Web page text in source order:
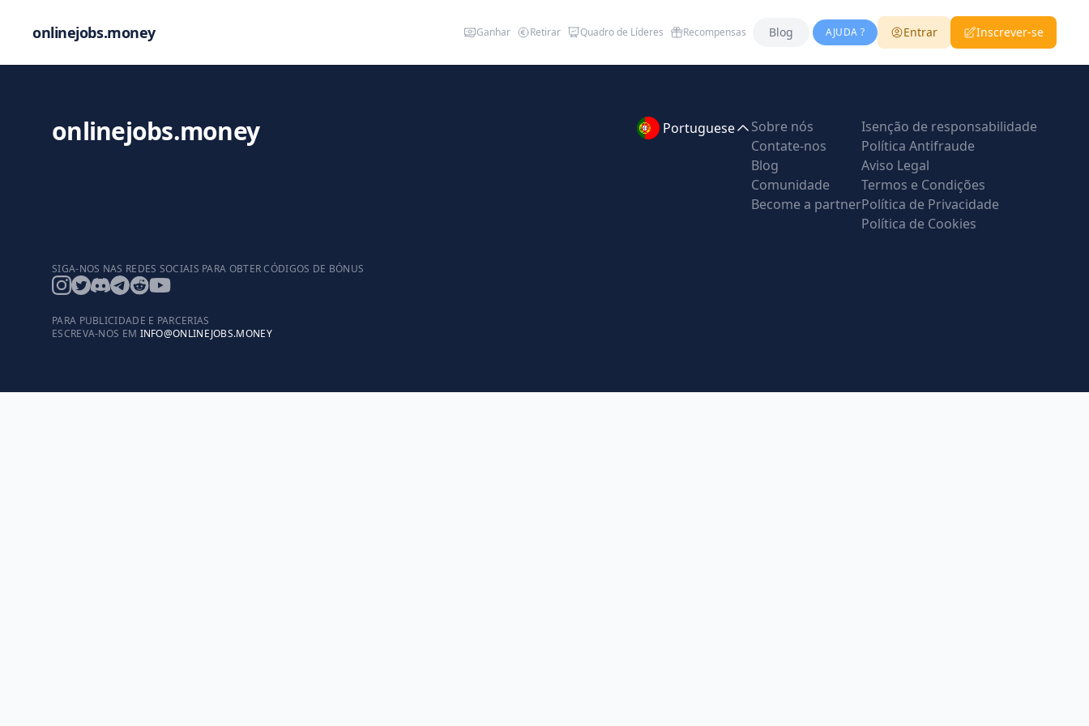
onlinejobs.money Ganhar Retirar Quadro de Líderes Recompensas Blog AJUDA ? Entrar Inscrever-se
onlinejobs.money
SIGA-NOS NAS REDES SOCIAIS PARA OBTER CÓDIGOS DE BÓNUS
PARA PUBLICIDADE E PARCERIAS
ESCREVA-NOS EM INFO@ONLINEJOBS.MONEY
Portuguese
Sobre nós
Contate-nos
Blog
Comunidade
Become a partner
Isenção de responsabilidade
Política Antifraude
Aviso Legal
Termos e Condições
Política de Privacidade
Política de Cookies